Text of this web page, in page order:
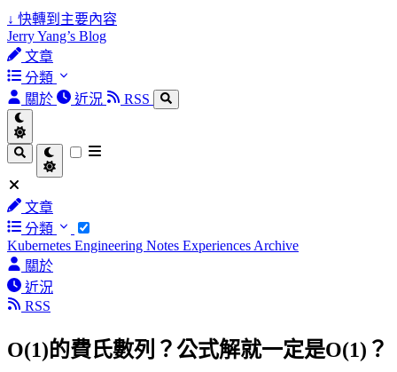
↓ 快轉到主要內容
Jerry Yang’s Blog
文章
分類
關於
近況 RSS
文章
分類
Kubernetes Engineering Notes Experiences Archive
關於
近況
RSS
O(1)的費氏數列？公式解就一定是O(1)？